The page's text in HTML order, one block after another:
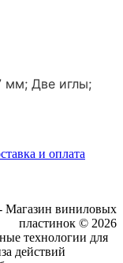
мм; Две иглы;
и оплата
виниловых
пластинок © 2026
технологии для
действий